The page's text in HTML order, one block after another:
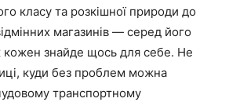
класу та розкішної природи до
магазинів — серед його
кожен знайде щось для себе. Не
куди без проблем можна
транспортному